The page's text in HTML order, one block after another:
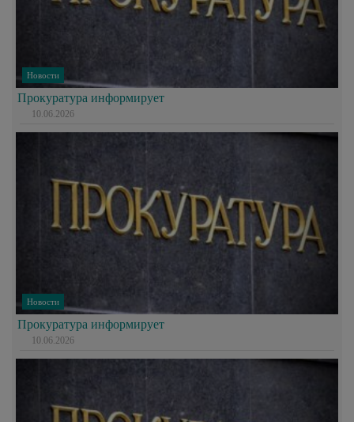
Новости
Прокуратура информирует
10.06.2026
Новости
Прокуратура информирует
10.06.2026